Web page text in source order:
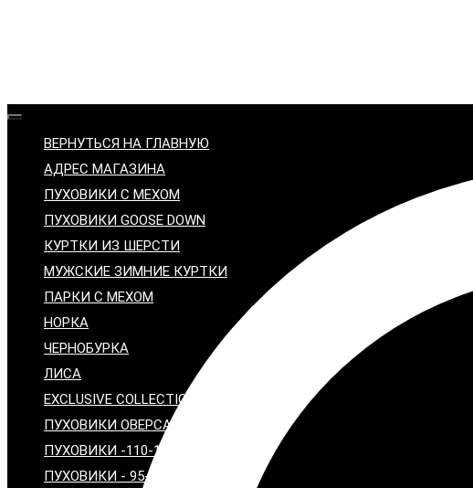
ВЕРНУТЬСЯ НА ГЛАВНУЮ
АДРЕС МАГАЗИНА
ПУХОВИКИ С МЕХОМ
ПУХОВИКИ GOOSE DOWN
КУРТКИ ИЗ ШЕРСТИ
МУЖСКИЕ ЗИМНИЕ КУРТКИ
ПАРКИ С МЕХОМ
НОРКА
ЧЕРНОБУРКА
ЛИСА
EXCLUSIVE COLLECTION
ПУХОВИКИ ОВЕРСАЙЗ
ПУХОВИКИ -110-120 см
ПУХОВИКИ - 95-100 см